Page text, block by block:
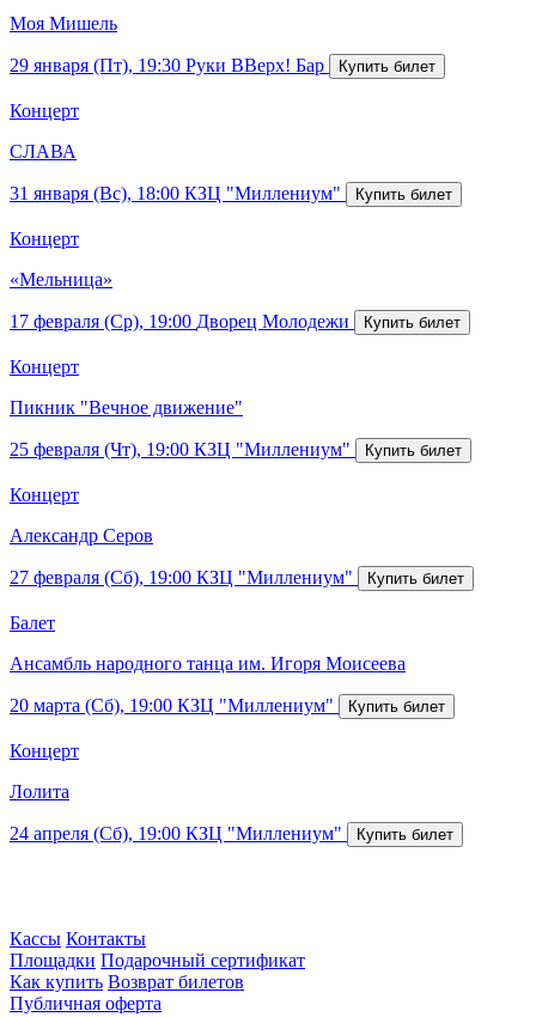
Моя Мишель
29 января (Пт), 19:30 Руки ВВерх! Бар
Концерт
СЛАВА
31 января (Вс), 18:00 КЗЦ "Миллениум"
Концерт
«Мельница»
17 февраля (Ср), 19:00 Дворец Молодежи
Концерт
Пикник "Вечное движение"
25 февраля (Чт), 19:00 КЗЦ "Миллениум"
Концерт
Александр Серов
27 февраля (Сб), 19:00 КЗЦ "Миллениум"
Балет
Ансамбль народного танца им. Игоря Моисеева
20 марта (Сб), 19:00 КЗЦ "Миллениум"
Концерт
Лолита
24 апреля (Сб), 19:00 КЗЦ "Миллениум"
Кассы Контакты
Площадки Подарочный сертификат
Как купить Возврат билетов
Публичная оферта